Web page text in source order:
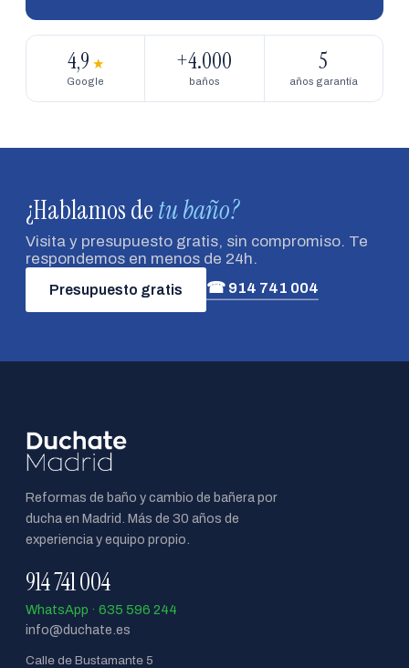
4,9 ★
Google
+4.000
baños
5
años garantía
¿Hablamos detu baño?
Visita y presupuesto gratis, sin compromiso. Te
respondemos en menos de 24h.
Presupuesto gratis ☎ 914 741 004
Reformas de baño y cambio de bañera por
ducha en Madrid. Más de 30 años de
experiencia y equipo propio.
914 741 004
WhatsApp · 635 596 244
info@duchate.es
Calle de Bustamante 5